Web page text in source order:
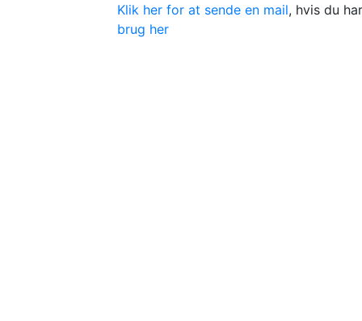
Klik her for at sende en mail, hvis du
brug her